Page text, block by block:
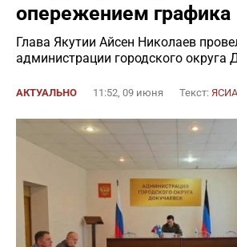
опережением графика
Глава Якутии Айсен Николаев
администрации городского округа
АКТУАЛЬНО 11:52, 09 июня Текст: ЯСИА